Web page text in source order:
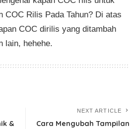
COC Rilis Pada Tahun? Di atas
COC dirilis yang ditambah
lain, hehehe.
&
NEXT ARTICLE
Cara Mengubah Tampilan